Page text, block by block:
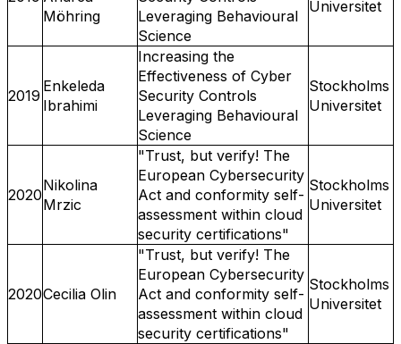
Möhring
Leveraging Behavioural
Science
Universitet
2019
Enkeleda
Ibrahimi
Increasing the
Effectiveness of Cyber
Security Controls
Leveraging Behavioural
Science
Stockholms
Universitet
2020
Nikolina
Mrzic
"Trust, but verify! The
European Cybersecurity
Act and conformity self-
assessment within cloud
security certifications"
Stockholms
Universitet
2020Cecilia Olin
"Trust, but verify! The
European Cybersecurity
Act and conformity self-
assessment within cloud
security certifications"
Stockholms
Universitet